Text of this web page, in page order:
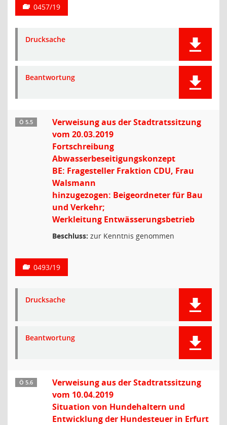
0457/19
Drucksache
Beantwortung
Ö 5.5
Verweisung aus der Stadtratssitzung
vom 20.03.2019
Fortschreibung
Abwasserbeseitigungskonzept
BE: Fragesteller Fraktion CDU, Frau
Walsmann
hinzugezogen: Beigeordneter für Bau
und Verkehr;
Werkleitung Entwässerungsbetrieb
Beschluss: zur Kenntnis genommen
0493/19
Drucksache
Beantwortung
Ö 5.6
Verweisung aus der Stadtratssitzung
vom 10.04.2019
Situation von Hundehaltern und
Entwicklung der Hundesteuer in Erfurt